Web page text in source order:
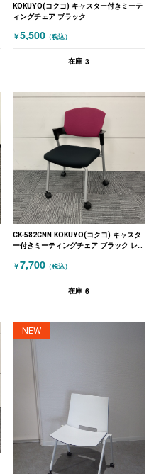
KOKUYO(コクヨ) キャスター付きミーテ
ィングチェア ブラック
￥5,500 （税込）
在庫 3
CK-582CNN KOKUYO(コクヨ) キャスタ
ー付きミーティングチェア ブラック レ
￥7,700 （税込）
在庫 6
NEW